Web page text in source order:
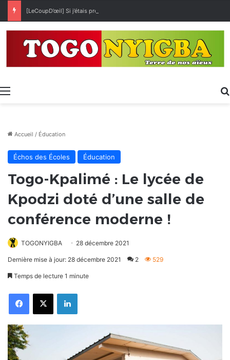
[LeCoupD’œil] Si j’étais président, ce que je ferai des « Évalas »
Menu
Accueil / Éducation
Échos des Écoles Éducation
Togo-Kpalimé : Le lycée de
Kpodzi doté d’une salle de
conférence moderne !
TOGONYIGBA 28 décembre 2021
Dernière mise à jour: 28 décembre 2021 2 529
Temps de lecture 1 minute
FacebookX Linkedin